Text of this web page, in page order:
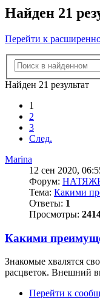
Найден 21
Перейти к
Найден 21 результат
1
2
3
След.
Marina
12 сен 2020,
Форум:
Тема: Какими
Ответы: 1
Просмотры:
Какими
Знакомые хвалятся
расцветок. Внешний
Перейти к